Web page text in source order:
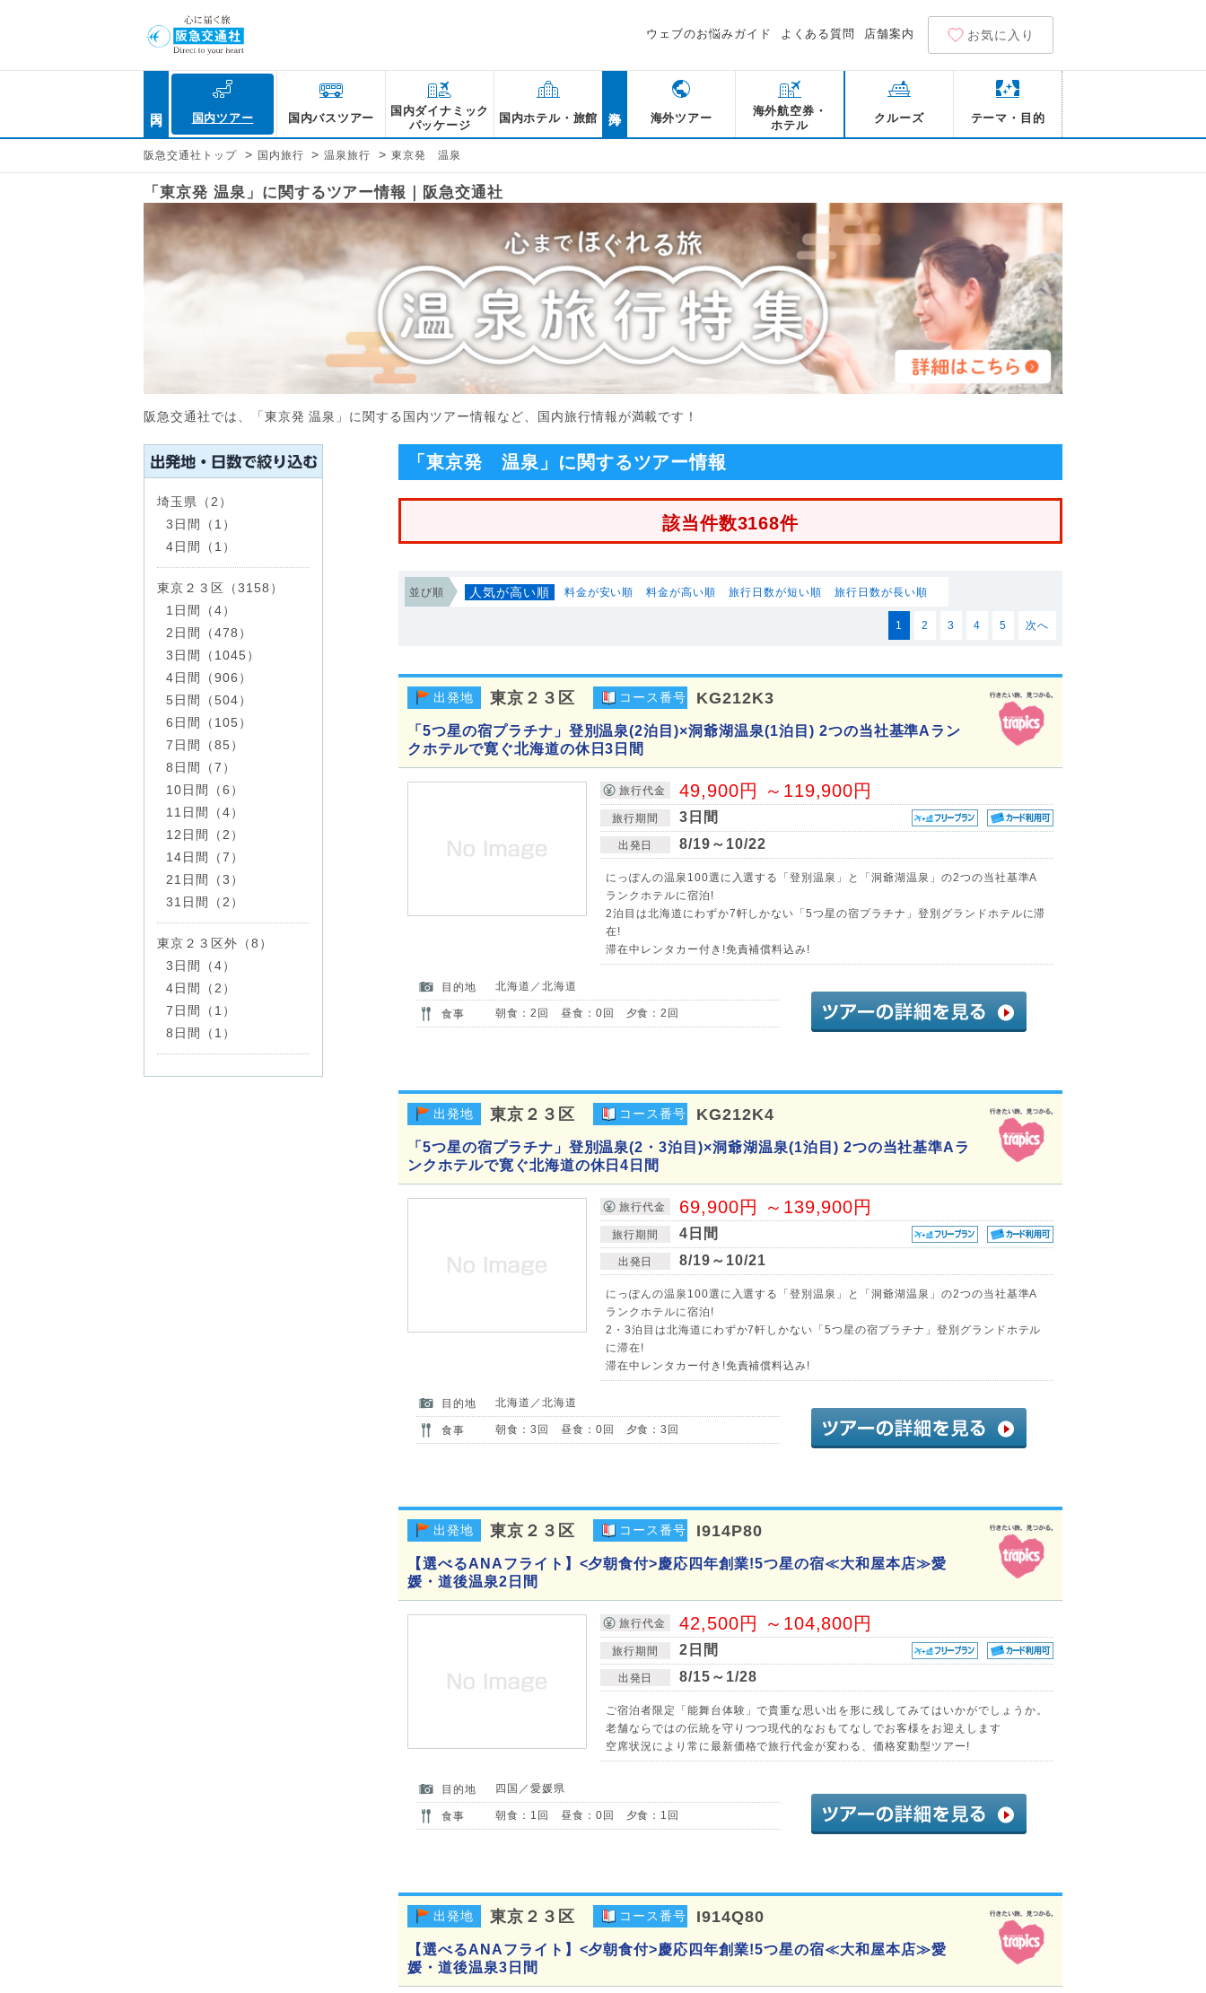
ウェブのお悩みガイド よくある質問 店舗案内 お気に入り
国内ツアー 国内バスツアー
国内ダイナミック
パッケージ
国内ホテル・旅館 海外ツアー
海外航空券・
ホテル
クルーズ テーマ・目的
阪急交通社トップ > 国内旅行 > 温泉旅行 > 東京発 温泉
「東京発 温泉」に関するツアー情報｜阪急交通社
阪急交通社では、「東京発 温泉」に関する国内ツアー情報など、国内旅行情報が満載です！
「東京発 温泉」に関するツアー情報
該当件数3168件
並び順 人気が高い順 料金が安い順 料金が高い順 旅行日数が短い順 旅行日数が長い順
1 2 3 4 5 次へ
出発地 東京２３区 コース番号 KG212K3
「5つ星の宿プラチナ」登別温泉(2泊目)×洞爺湖温泉(1泊目) 2つの当社基準Aラン
クホテルで寛ぐ北海道の休日3日間
旅行代金 49,900円 ～119,900円
旅行期間 3日間
出発日 8/19～10/22
にっぽんの温泉100選に入選する「登別温泉」と「洞爺湖温泉」の2つの当社基準A
ランクホテルに宿泊!
2泊目は北海道にわずか7軒しかない「5つ星の宿プラチナ」登別グランドホテルに滞
在!
滞在中レンタカー付き!免責補償料込み!
目的地 北海道／北海道
食事 朝食：2回 昼食：0回 夕食：2回
出発地 東京２３区 コース番号 KG212K4
「5つ星の宿プラチナ」登別温泉(2・3泊目)×洞爺湖温泉(1泊目) 2つの当社基準Aラ
ンクホテルで寛ぐ北海道の休日4日間
旅行代金 69,900円 ～139,900円
旅行期間 4日間
出発日 8/19～10/21
にっぽんの温泉100選に入選する「登別温泉」と「洞爺湖温泉」の2つの当社基準A
ランクホテルに宿泊!
2・3泊目は北海道にわずか7軒しかない「5つ星の宿プラチナ」登別グランドホテル
に滞在!
滞在中レンタカー付き!免責補償料込み!
目的地 北海道／北海道
食事 朝食：3回 昼食：0回 夕食：3回
出発地 東京２３区 コース番号 I914P80
【選べるANAフライト】<夕朝食付>慶応四年創業!5つ星の宿≪大和屋本店≫愛
媛・道後温泉2日間
旅行代金 42,500円 ～104,800円
旅行期間 2日間
出発日 8/15～1/28
ご宿泊者限定「能舞台体験」で貴重な思い出を形に残してみてはいかがでしょうか。
老舗ならではの伝統を守りつつ現代的なおもてなしでお客様をお迎えします
空席状況により常に最新価格で旅行代金が変わる、価格変動型ツアー!
目的地 四国／愛媛県
食事 朝食：1回 昼食：0回 夕食：1回
出発地 東京２３区 コース番号 I914Q80
【選べるANAフライト】<夕朝食付>慶応四年創業!5つ星の宿≪大和屋本店≫愛
媛・道後温泉3日間
埼玉県（2）
3日間（1）
4日間（1）
東京２３区（3158）
1日間（4）
2日間（478）
3日間（1045）
4日間（906）
5日間（504）
6日間（105）
7日間（85）
8日間（7）
10日間（6）
11日間（4）
12日間（2）
14日間（7）
21日間（3）
31日間（2）
東京２３区外（8）
3日間（4）
4日間（2）
7日間（1）
8日間（1）